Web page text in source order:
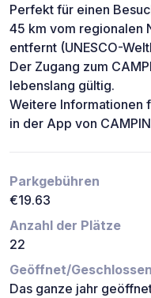
Perfekt für einen
45 km vom regionalen
entfernt (UNESCO-
Der Zugang zum
lebenslang gültig.
Weitere Informationen
in der App von
Parkgebühren
€19.63
Anzahl der Plätze
22
Geöffnet/Geschlossen
Das ganze jahr